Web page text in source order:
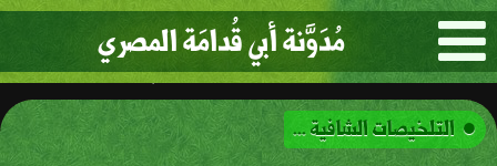
مُدَوَّنة أبي قُدامَة المصري
التلخيصات الشافية ...